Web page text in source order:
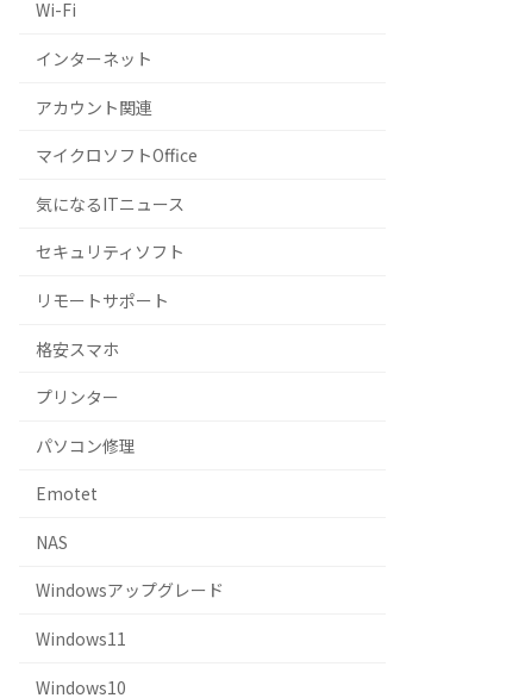
Wi-Fi
インターネット
アカウント関連
マイクロソフトOffice
気になるITニュース
セキュリティソフト
リモートサポート
格安スマホ
プリンター
パソコン修理
Emotet
NAS
Windowsアップグレード
Windows11
Windows10